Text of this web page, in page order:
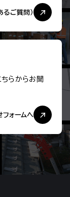
るご質問）
ちらからお聞
フォームへ